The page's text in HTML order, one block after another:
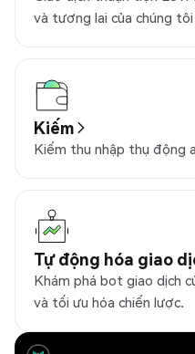
và tương lai của chúng tôi
Kiếm
Kiếm thu nhập thụ động
Tự động hóa giao
Khám phá bot giao dịch
và tối ưu hóa chiến lược.